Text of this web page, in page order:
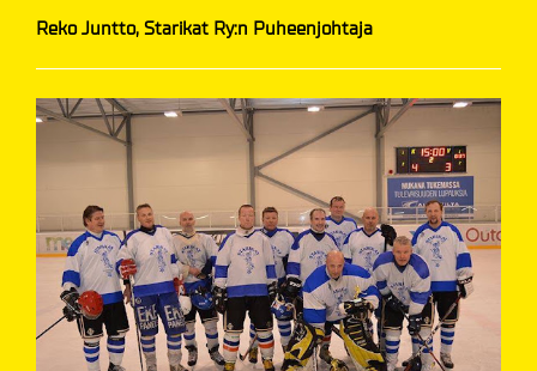
Reko Juntto, Starikat Ry:n Puheenjohtaja